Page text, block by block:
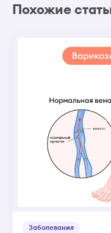
Похожие
Заболевания